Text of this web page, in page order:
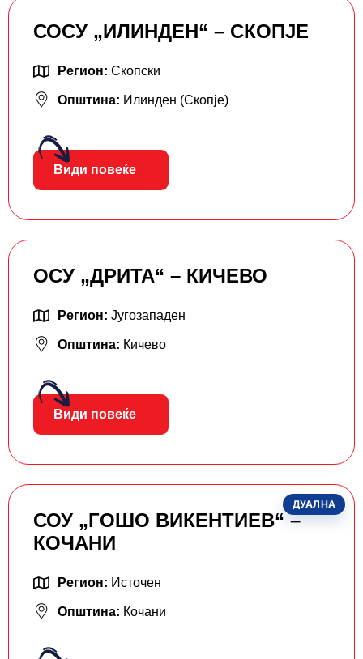
СОСУ „ИЛИНДЕН“ – СКОПЈЕ
Регион: Скопски
Општина: Илинден (Скопје)
Види повеќе
ОСУ „ДРИТА“ – КИЧЕВО
Регион: Југозападен
Општина: Кичево
Види повеќе
ДУАЛНА
СОУ „ГОШО ВИКЕНТИЕВ“ –
КОЧАНИ
Регион: Источен
Општина: Кочани